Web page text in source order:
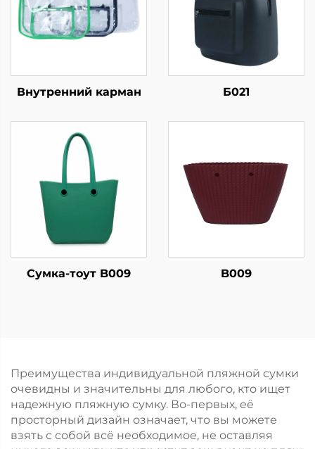
Внутренний карман Б021
Сумка-тоут B009 B009
Преимущества индивидуальной пляжной сумки
очевидны и значительны для любого, кто ищет
надежную пляжную сумку. Во-первых, её
просторный дизайн означает, что вы можете
взять с собой всё необходимое, не оставляя